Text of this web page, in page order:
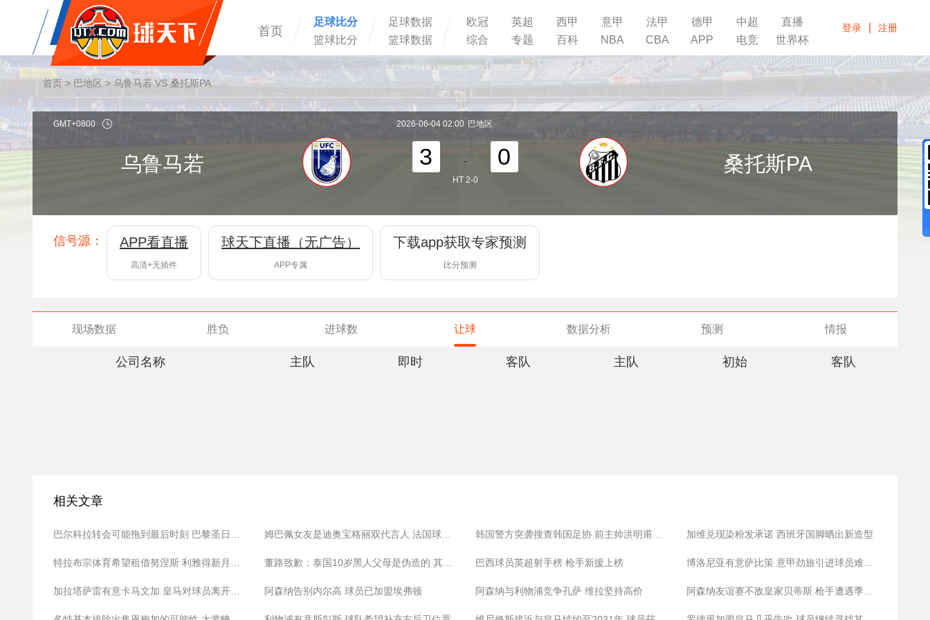
首页
足球比分
篮球比分
足球数据
篮球数据
欧冠 英超 西甲 意甲 法甲 德甲 中超
直播
综合
专题 百科 NBA CBA APP 电竞 世界杯
登录 注册
首页 > 巴地区 > 乌鲁马若 VS 桑托斯PA
GMT+0800 2026-06-04 02:00 巴地区
乌鲁马若 3 - 0
HT 2-0
桑托斯PA
信号源： APP看直播
高清+无插件
球天下直播（无广告）
APP专属
下载app获取专家预测
比分预测
现场数据 胜负 进球数 让球 数据分析 预测 情报
公司名称 主队 即时 客队 主队 初始 客队
相关文章
加维兑现染粉发承诺 西班牙国脚晒出新造型
巴西球员英超射手榜 枪手新援上榜
阿森纳告别内尔高 球员已加盟埃弗顿 阿森纳与利物浦竞争孔萨 维拉坚持高价